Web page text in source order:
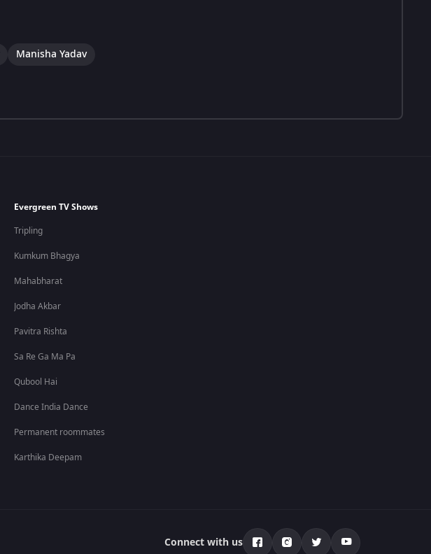
Manisha Yadav
Evergreen TV Shows
Tripling
Kumkum Bhagya
Mahabharat
Jodha Akbar
Pavitra Rishta
Sa Re Ga Ma Pa
Qubool Hai
Dance India Dance
Permanent roommates
Karthika Deepam
Connect with us